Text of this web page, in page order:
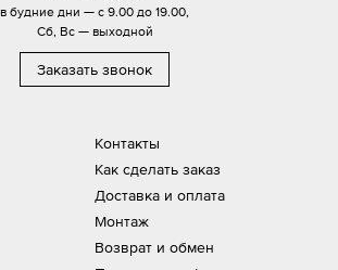
Контакты
Как сделать заказ
Доставка и оплата
Монтаж
Возврат и обмен
в будние дни — с 9.00 до 19.00,
Сб, Вс — выходной
Заказать звонок